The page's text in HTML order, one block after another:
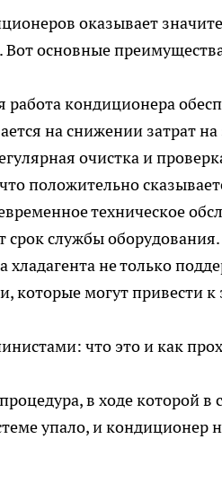
оказывает
Вот основные
кондиционера
на снижении затрат
очистка и
положительно
техническое
срок службы оборудования.
не только
которые могут привести
: что это и как
в ходе которой в
упало, и кондиционер